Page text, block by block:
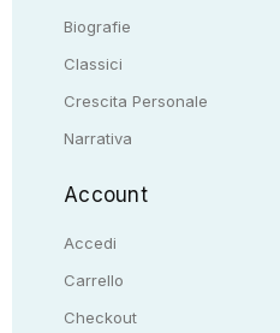
Biografie
Classici
Crescita Personale
Narrativa
Account
Accedi
Carrello
Checkout